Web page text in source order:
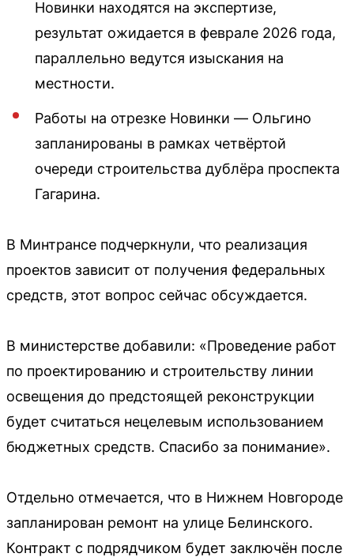
Новинки находятся на экспертизе,
результат ожидается в феврале 2026 года,
параллельно ведутся изыскания на
местности.
Работы на отрезке Новинки — Ольгино
запланированы в рамках четвёртой
очереди строительства дублёра проспекта
Гагарина.
В Минтрансе подчеркнули, что реализация
проектов зависит от получения федеральных
средств, этот вопрос сейчас обсуждается.
В министерстве добавили: «Проведение работ
по проектированию и строительству линии
освещения до предстоящей реконструкции
будет считаться нецелевым использованием
бюджетных средств. Спасибо за понимание».
Отдельно отмечается, что в Нижнем Новгороде
запланирован ремонт на улице Белинского.
Контракт с подрядчиком будет заключён после